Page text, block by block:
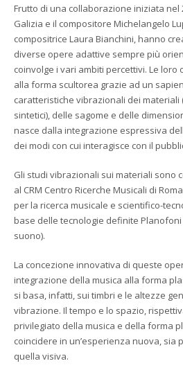
Frutto di una collaborazione iniziata nel
Galizia e il compositore Michelangelo
compositrice Laura Bianchini, hanno
diverse opere adattive sempre più
coinvolge i vari ambiti percettivi. Le loro
alla forma scultorea grazie ad un
caratteristiche vibrazionali dei materiali
sintetici), delle sagome e delle
nasce dalla integrazione espressiva
dei modi con cui interagisce con il
Gli studi vibrazionali sui materiali sono
al CRM Centro Ricerche Musicali di
per la ricerca musicale e scientifico-
base delle tecnologie definite
suono).
La concezione innovativa di queste
integrazione della musica alla forma
si basa, infatti, sui timbri e le altezze
vibrazione. Il tempo e lo spazio,
privilegiato della musica e della forma
coincidere in un’esperienza nuova, sia
quella visiva.